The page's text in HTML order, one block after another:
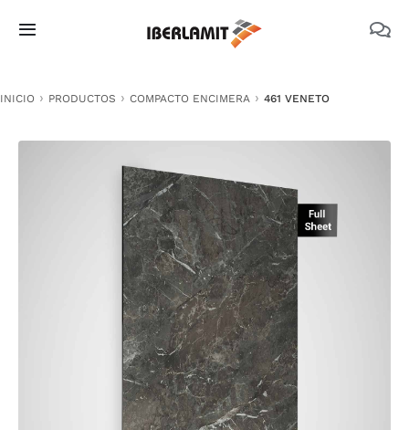
Toggle
NOSOTROS
DOCUMENTACIÓN TÉCNICA
MEDIO AMBIENTE
INICIO PRODUCTOS COMPACTO ENCIMERA 461 VENETO